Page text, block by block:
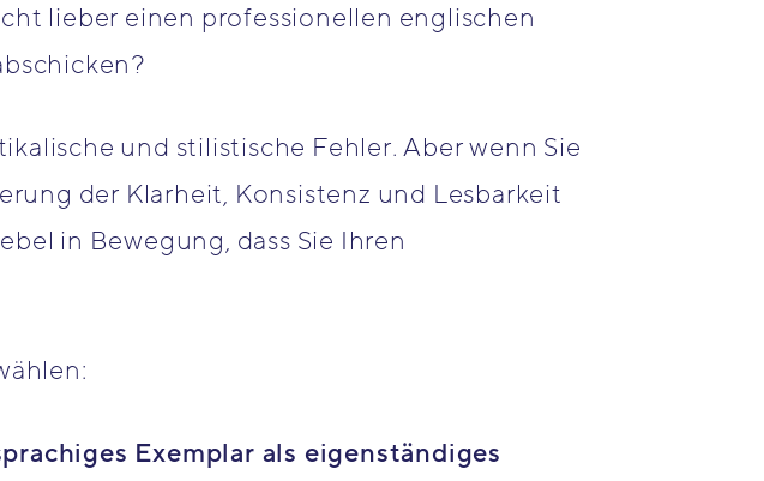
lieber einen professionellen englischen
und stilistische Fehler. Aber wenn Sie
der Klarheit, Konsistenz und Lesbarkeit
in Bewegung, dass Sie Ihren
Exemplar als eigenständiges